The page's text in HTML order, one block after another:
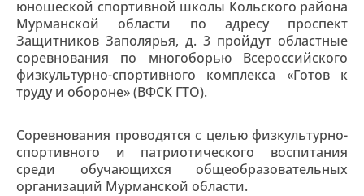
юношеской спортивной школы Кольского района
Мурманской области по адресу проспект
Защитников Заполярья, д. 3 пройдут областные
соревнования по многоборью Всероссийского
физкультурно-спортивного комплекса «Готов к
труду и обороне» (ВФСК ГТО).
Соревнования проводятся с целью физкультурно-
спортивного и патриотического воспитания
среди обучающихся общеобразовательных
организаций Мурманской области.